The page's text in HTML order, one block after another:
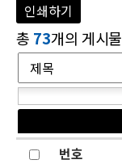
인쇄하기
총 73개의 게시
번호